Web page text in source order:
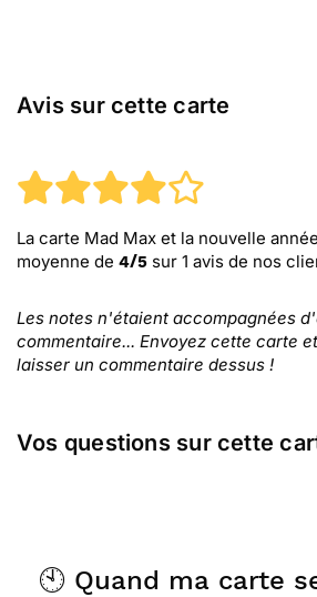
Avis sur cette carte
La carte Mad Max et la nouvelle
moyenne de 4/5 sur 1 avis de nos
Les notes n'étaient accompagnées
commentaire... Envoyez cette carte
laisser un commentaire dessus !
Vos questions sur cette
🕙 Quand ma carte